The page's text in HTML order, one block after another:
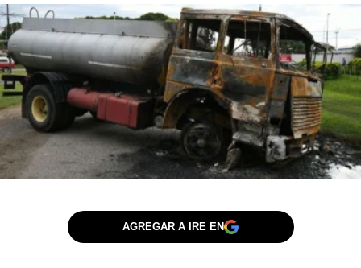
AGREGAR A IRE EN